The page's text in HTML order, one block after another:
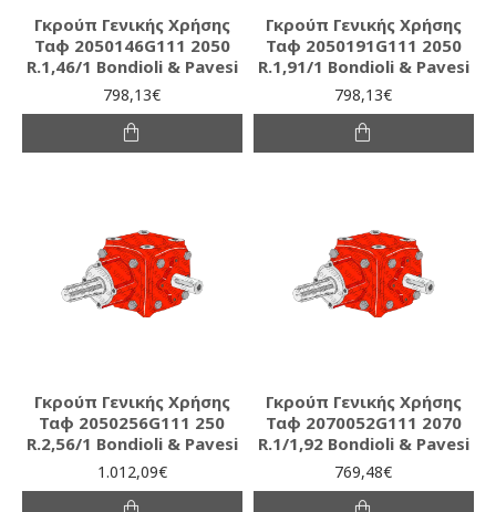
Γκρούπ Γενικής Χρήσης
Ταφ 2050146G111 2050
R.1,46/1 Bondioli & Pavesi
798,13€
Γκρούπ Γενικής Χρήσης
Ταφ 2050191G111 2050
R.1,91/1 Bondioli & Pavesi
798,13€
Γκρούπ Γενικής Χρήσης
Ταφ 2050256G111 250
R.2,56/1 Bondioli & Pavesi
1.012,09€
Γκρούπ Γενικής Χρήσης
Ταφ 2070052G111 2070
R.1/1,92 Bondioli & Pavesi
769,48€